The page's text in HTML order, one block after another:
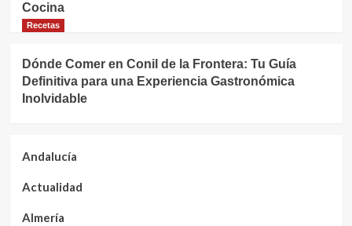
Cocina
Recetas
Dónde Comer en Conil de la Frontera: Tu Guía
Definitiva para una Experiencia Gastronómica
Inolvidable
Andalucía
Actualidad
Almería